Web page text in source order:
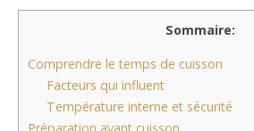
Sommaire:
Comprendre le temps de cuisson
Facteurs qui influent
Température interne et sécurité